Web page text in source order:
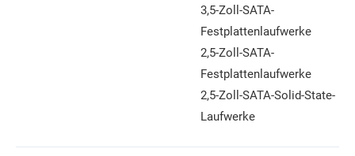
3,5-Zoll-SATA-
Festplattenlaufwerke
2,5-Zoll-SATA-
Festplattenlaufwerke
2,5-Zoll-SATA-Solid-State-
Laufwerke